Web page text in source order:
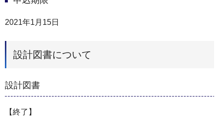
2021年1月15日
設計図書について
設計図書
【終了】